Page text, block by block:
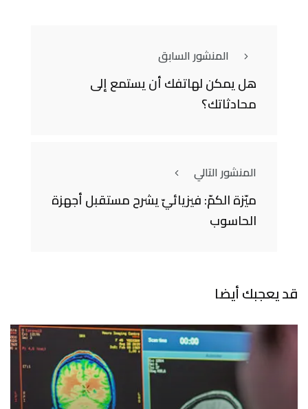
المنشور السابق
هل يمكن لهاتفك أن يستمع إلى
محادثاتك؟
المنشور التالي
ميّزة الكمّ: فيزيائيّ يشرح مستقبل أجهزة
الحاسوب
قد يعجبك أيضا